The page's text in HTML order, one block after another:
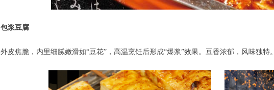
包浆豆腐
外皮焦脆，内里细腻嫩滑如“豆花”，高温烹饪后形成“爆浆”效果。豆香浓郁，风味独特。